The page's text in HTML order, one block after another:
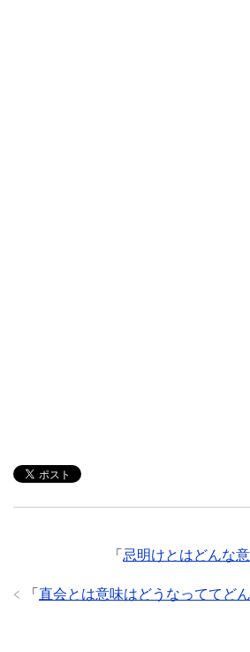
「 忌明けとはどんな
「 直会とは意味はどうなっててど